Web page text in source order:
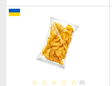
(0)